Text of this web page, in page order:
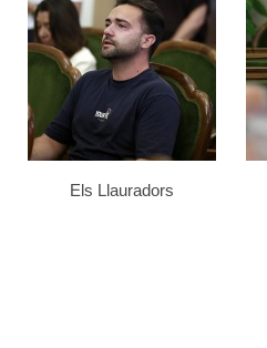
Els Llauradors